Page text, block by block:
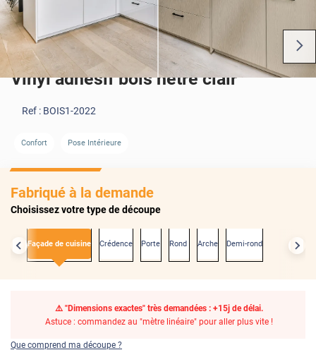
AVANT
Vinyl adhésif bois hêtre clair
Ref : BOIS1-2022
Confort Pose Intérieure
Fabriqué à la demande
Choisissez votre type de découpe
Façade de cuisine Crédence Porte Rond Arche Demi-rond
⚠️ "Dimensions exactes" très demandées : +15j de délai.
Astuce : commandez au "mètre linéaire" pour aller plus vite !
Que comprend ma découpe ?